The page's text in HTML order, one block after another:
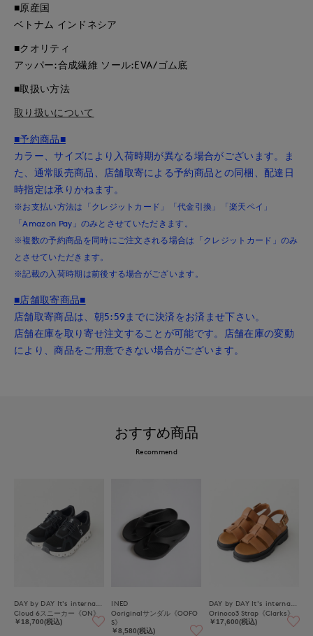
■原産国
ベトナム インドネシア
■クオリティ
アッパー:合成繊維 ソール:EVA/ゴム底
■取扱い方法
取り扱いについて
■予約商品■
カラー、サイズにより入荷時期が異なる場合がございます。ま
た、通常販売商品、店舗取寄による予約商品との同梱、配達日
時指定は承りかねます。
※お支払い方法は「クレジットカード」「代金引換」「楽天ペイ」
「Amazon Pay」のみとさせていただきます。
※複数の予約商品を同時にご注文される場合は「クレジットカード」のみ
とさせていただきます。
※記載の入荷時期は前後する場合がございます。
■店舗取寄商品■
店舗取寄商品は、朝5:59までに決済をお済ませ下さい。
店舗在庫を取り寄せ注文することが可能です。店舗在庫の変動
により、商品をご用意できない場合がございます。
おすすめ商品
Recommend
Cloud 6スニーカー《ON》
￥18,700(税込)
INED
Ooriginalサンダル《OOFO
S》
￥8,580(税込)
Orinoco3 Strap《Clarks》
￥17,600(税込)